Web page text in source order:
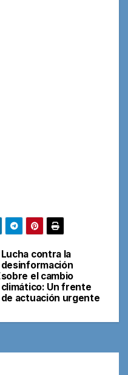
Lucha contra la
desinformación
sobre el cambio
climático: Un frente
de actuación urgente